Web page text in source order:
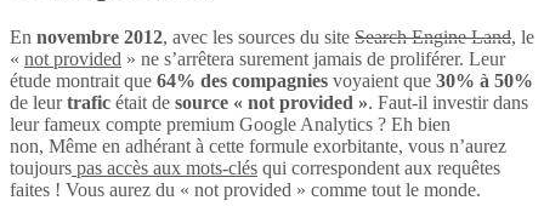
En novembre 2012, avec les sources du site Search Engine Land, le
« not provided » ne s’arrêtera surement jamais de proliférer. Leur
étude montrait que 64% des compagnies voyaient que 30% à 50%
de leurtrafic était de source « not provided ». Faut-il investir dans
leur fameux compte premium Google Analytics ? Eh bien
non, Même en adhérant à cette formule exorbitante, vous n’aurez
toujours pas accès aux mots-clés qui correspondent aux requêtes
faites ! Vous aurez du « not provided » comme tout le monde.